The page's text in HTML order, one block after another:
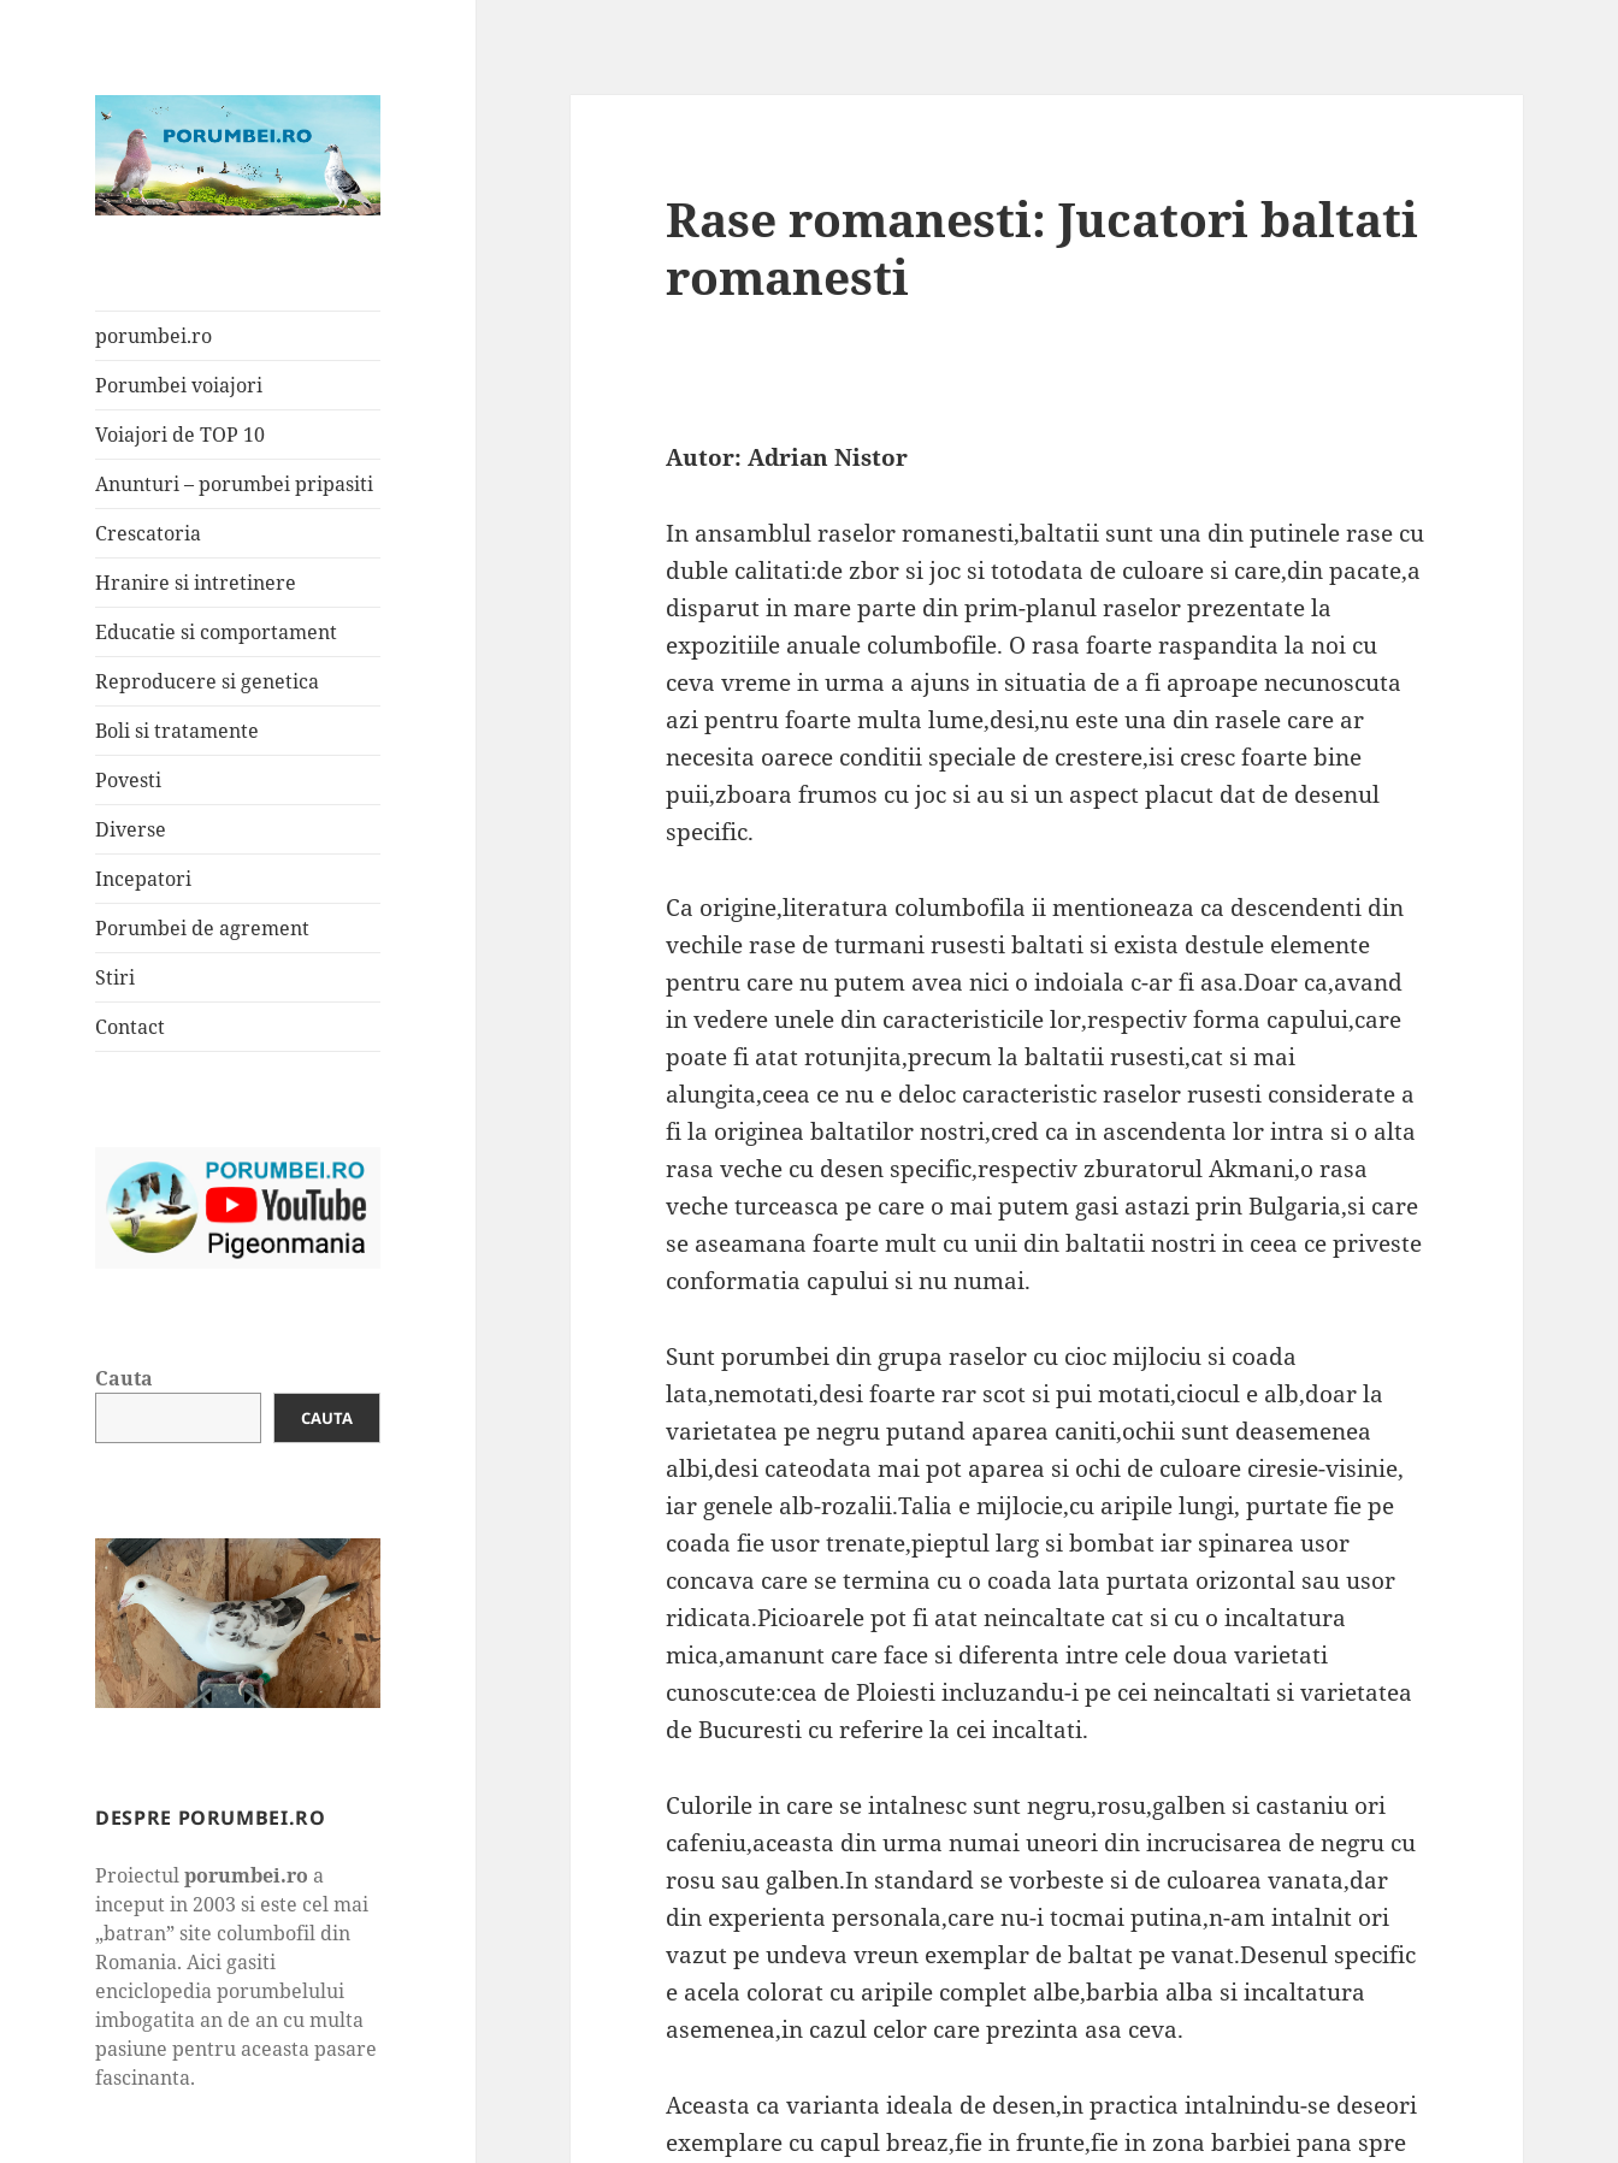
porumbei.ro
Porumbei voiajori
Voiajori de TOP 10
Anunturi – porumbei pripasiti
Crescatoria
Hranire si intretinere
Educatie si comportament
Reproducere si genetica
Boli si tratamente
Povesti
Diverse
Incepatori
Porumbei de agrement
Stiri
Contact
Cauta
CAUTA
DESPRE PORUMBEI.RO
Proiectulporumbei.ro a
inceput in 2003 si este cel mai
„batran” site columbofil din
Romania. Aici gasiti
enciclopedia porumbelului
imbogatita an de an cu multa
pasiune pentru aceasta pasare
fascinanta.
Rase romanesti: Jucatori baltati
romanesti
Autor: Adrian Nistor
In ansamblul raselor romanesti,baltatii sunt una din putinele rase cu
duble calitati:de zbor si joc si totodata de culoare si care,din pacate,a
disparut in mare parte din prim-planul raselor prezentate la
expozitiile anuale columbofile. O rasa foarte raspandita la noi cu
ceva vreme in urma a ajuns in situatia de a fi aproape necunoscuta
azi pentru foarte multa lume,desi,nu este una din rasele care ar
necesita oarece conditii speciale de crestere,isi cresc foarte bine
puii,zboara frumos cu joc si au si un aspect placut dat de desenul
specific.
Ca origine,literatura columbofila ii mentioneaza ca descendenti din
vechile rase de turmani rusesti baltati si exista destule elemente
pentru care nu putem avea nici o indoiala c-ar fi asa.Doar ca,avand
in vedere unele din caracteristicile lor,respectiv forma capului,care
poate fi atat rotunjita,precum la baltatii rusesti,cat si mai
alungita,ceea ce nu e deloc caracteristic raselor rusesti considerate a
fi la originea baltatilor nostri,cred ca in ascendenta lor intra si o alta
rasa veche cu desen specific,respectiv zburatorul Akmani,o rasa
veche turceasca pe care o mai putem gasi astazi prin Bulgaria,si care
se aseamana foarte mult cu unii din baltatii nostri in ceea ce priveste
conformatia capului si nu numai.
Sunt porumbei din grupa raselor cu cioc mijlociu si coada
lata,nemotati,desi foarte rar scot si pui motati,ciocul e alb,doar la
varietatea pe negru putand aparea caniti,ochii sunt deasemenea
albi,desi cateodata mai pot aparea si ochi de culoare ciresie-visinie,
iar genele alb-rozalii.Talia e mijlocie,cu aripile lungi, purtate fie pe
coada fie usor trenate,pieptul larg si bombat iar spinarea usor
concava care se termina cu o coada lata purtata orizontal sau usor
ridicata.Picioarele pot fi atat neincaltate cat si cu o incaltatura
mica,amanunt care face si diferenta intre cele doua varietati
cunoscute:cea de Ploiesti incluzandu-i pe cei neincaltati si varietatea
de Bucuresti cu referire la cei incaltati.
Culorile in care se intalnesc sunt negru,rosu,galben si castaniu ori
cafeniu,aceasta din urma numai uneori din incrucisarea de negru cu
rosu sau galben.In standard se vorbeste si de culoarea vanata,dar
din experienta personala,care nu-i tocmai putina,n-am intalnit ori
vazut pe undeva vreun exemplar de baltat pe vanat.Desenul specific
e acela colorat cu aripile complet albe,barbia alba si incaltatura
asemenea,in cazul celor care prezinta asa ceva.
Aceasta ca varianta ideala de desen,in practica intalnindu-se deseori
exemplare cu capul breaz,fie in frunte,fie in zona barbiei pana spre